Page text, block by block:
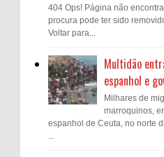
404 Ops! Página não
procura pode ter sido
Voltar para...
Multidão
espanhol e
Milhares de
marroquinos,
espanhol de Ceuta, no norte